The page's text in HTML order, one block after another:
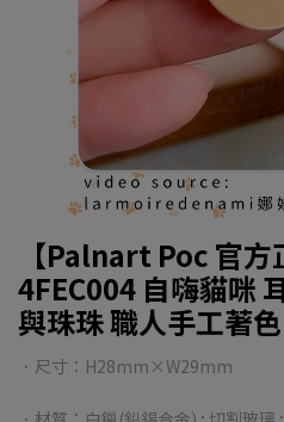
【Palnart Poc 官方
4FEC004 自嗨貓咪
與珠珠 職人手工著
．尺寸：H28mm×W29mm